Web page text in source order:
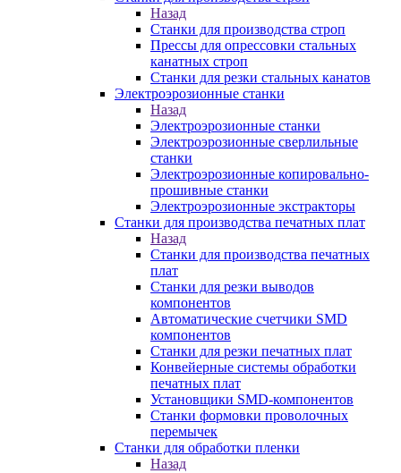
Назад
Станки для производства строп
Прессы для опрессовки стальных
канатных строп
Станки для резки стальных канатов
Электроэрозионные станки
Назад
Электроэрозионные станки
Электроэрозионные сверлильные
станки
Электроэрозионные копировально-
прошивные станки
Электроэрозионные экстракторы
Станки для производства печатных плат
Назад
Станки для производства печатных
плат
Станки для резки выводов
компонентов
Автоматические счетчики SMD
компонентов
Станки для резки печатных плат
Конвейерные системы обработки
печатных плат
Установщики SMD-компонентов
Станки формовки проволочных
перемычек
Станки для обработки пленки
Назад